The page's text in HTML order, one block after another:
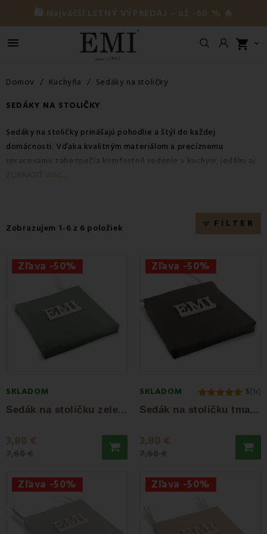
🛍️ Najväčší LETNÝ VÝPREDAJ – až -60 % 🔥
 shopping_cart 
Domov Kuchyňa
Sedáky na stoličky
SEDÁKY NA STOLIČKY
Sedáky na stoličky prinášajú pohodlie a štýl do každej
domácnosti. Vďaka kvalitným materiálom a precíznemu
spracovaniu zabezpečia komfortné sedenie v kuchyni, jedálni aj
na terase. Sú ideálne pre každodenné používanie, chránia povrch
priestoru. Objavte pohodlné, moderné a odolné sedáky na
stoličky, ktoré zútulnia váš domov.
ZOBRAZIŤ VIAC...
filter_list FILTER
Zobrazujem 1-6 z 6 položiek
Zľava -50%
SKLADOM
S
edák na stoličku zelený 40x40 cm EMI
3,80 €
Zľava -50%
SKLADOM 5(1x)
S
edák na stoličku tmavo sivý 40x40 cm EMI
3,80 €
Zľava -50% Zľava -50%